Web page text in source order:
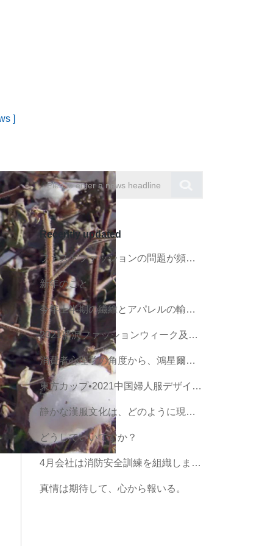
]
Recently updated
ファストファッションの問題が頻繁に発生するため、ブランドは製品の品​​質にもっと一生懸命取り組みたいと思うかもしれません。
新年のこと
今年上半期の繊維とアパレルの輸出は、歴史上同じ期間の記録を打ち立てました
2021盛沢ファッションウィーク及び第9回江蘇（盛沢）織物博覧会
消費者心理学の角度から、鴻星爾克は未来ハイエンドのルートを歩くべきですか？
東方カップ•2021中国婦人服デザイン大会の決勝戦は完ぺきに終わりました。
静かな漢服文化は、どのように現代の若者の心を捉えたのでしょうか?
どうしていいですか？
4月会社は消防安全訓練を組織します。
真情は期待して、心から報いる。